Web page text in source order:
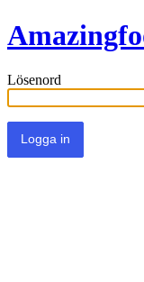
Lösenord